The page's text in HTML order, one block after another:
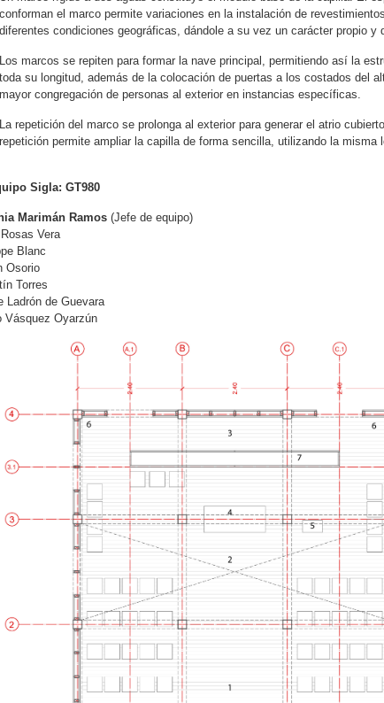
conforman el marco permite variaciones en la instalación de
diferentes condiciones geográficas, dándole a su vez un carácter propio
Los marcos se repiten para formar la nave principal, permitiendo así la
toda su longitud, además de la colocación de puertas a los costados del
mayor congregación de personas al exterior en instancias específicas.
La repetición del marco se prolonga al exterior para generar el atrio
repetición permite ampliar la capilla de forma sencilla, utilizando la misma
Sigla: GT980
Marimán Ramos (Jefe de equipo)
Vera
Blanc
Osorio
Torres
Ladrón de Guevara
Vásquez Oyarzún